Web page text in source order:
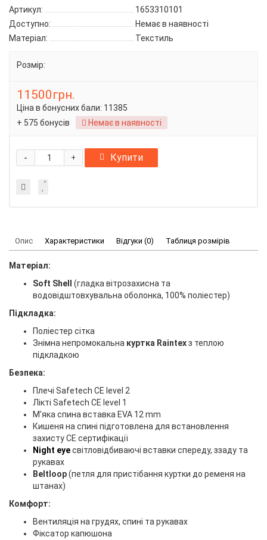
Артикул:
1653310101
Доступно:
Немає в наявності
Матеріал:
Текстиль
Розмір:
11500грн.
Ціна в бонусних бали: 11385
+ 575 бонусів
Немає в наявності
+
- Купити
Опис Характеристики Відгуки (0) Таблиця розмірів
Матеріал:
Soft Shell
(гладка вітрозахисна та
водовідштовхувальна оболонка, 100% поліестер)
Підкладка:
Поліестер сітка
Знімна непромокальна куртка Raintexз теплою
підкладкою
Безпека:
Плечі Safetech CE level 2
Лікті Safetech CE level 1
М'яка спина вставка EVA 12 mm
Кишеня на спині підготовлена для встановлення
захисту CE сертифікації
Night eyeсвітловідбиваючі вставки спереду, ззаду та
рукавах
Beltloop(петля для пристібання куртки до ременя на
штанах)
Комфорт:
Вентиляція на грудях, спині та рукавах
Фіксатор капюшона